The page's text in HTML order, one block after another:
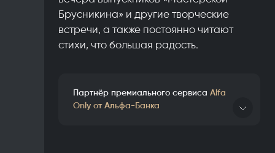
Брусникина» и другие творческие
встречи, а также постоянно читают
стихи, что большая радость.
Партнёр премиального сервисаAlfa
Only от Альфа-Банка